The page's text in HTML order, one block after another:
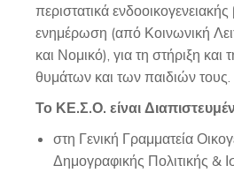
περιστατικά
ενημέρωση (από Κοινωνική
και Νομικό), για τη στήριξη
θυμάτων και των παιδιών τους.
Το ΚΕ.Σ.Ο. είναι
στη Γενική Γραμματεία
Δημογραφικής Πολιτικής &